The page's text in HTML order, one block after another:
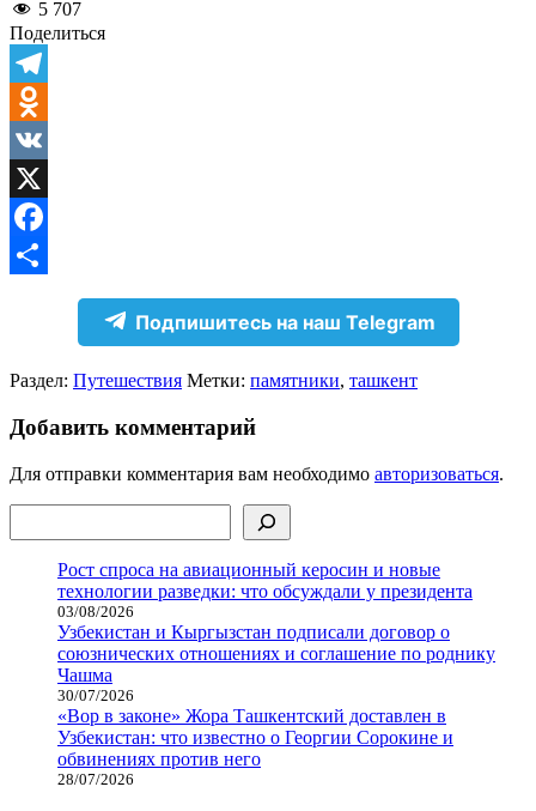
5 707
Поделиться
Telegram
Odnoklassniki
VK
X
Facebook
Подпишитесь на наш Telegram
Раздел: Путешествия Метки: памятники, ташкент
Добавить комментарий
Для отправки комментария вам необходимо авторизоваться.
Рост спроса на авиационный керосин и новые
технологии разведки: что обсуждали у президента
03/08/2026
Узбекистан и Кыргызстан подписали договор о
союзнических отношениях и соглашение по роднику
Чашма
30/07/2026
«Вор в законе» Жора Ташкентский доставлен в
Узбекистан: что известно о Георгии Сорокине и
обвинениях против него
28/07/2026